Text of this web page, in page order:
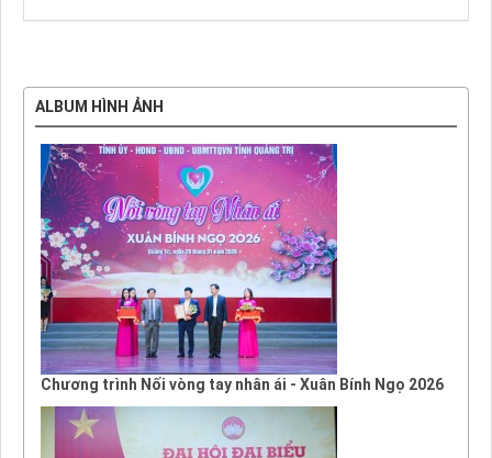
ALBUM HÌNH ẢNH
Chương trình Nối vòng tay nhân ái - Xuân Bính Ngọ 2026